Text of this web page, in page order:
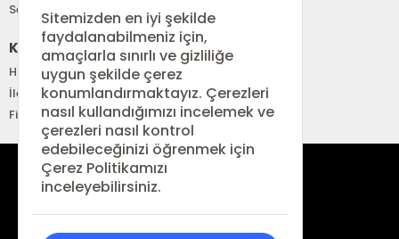
Sepetim
KURUMSAL
Hakkımızda
İletişim
Fiyat Listesi
siparis@renkitap.com
Sitemizden en iyi şekilde
faydalanabilmeniz için,
amaçlarla sınırlı ve gizliliğe
uygun şekilde çerez
konumlandırmaktayız. Çerezleri
nasıl kullandığımızı incelemek ve
çerezleri nasıl kontrol
edebileceğinizi öğrenmek için
Çerez Politikamızı
inceleyebilirsiniz.